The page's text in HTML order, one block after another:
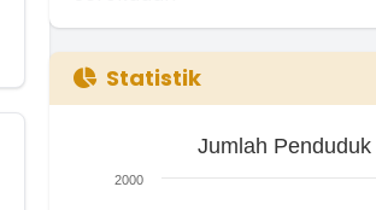
Statistik
Jumlah Penduduk
The chart has 1 X axis
Jumlah Penduduk
2000